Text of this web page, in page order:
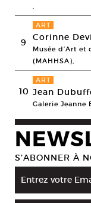
,
9
ART
Corinne
Musée d’Art et
(MAHHSA),
10
ART
Jean
Galerie Jeanne
S’ABONNER À